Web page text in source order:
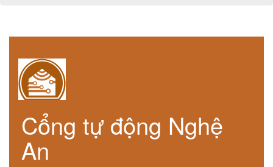
Cổng tự động Nghệ
An